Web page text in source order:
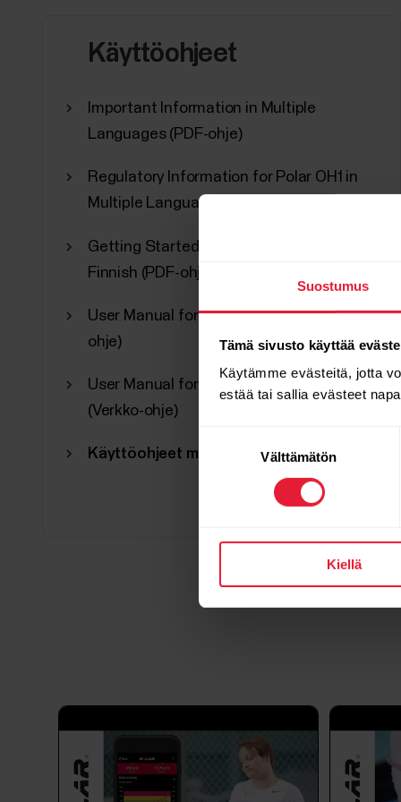
Suostumus
Tämä sivusto käyttää
Käytämme evästeitä, jotta
estää tai sallia evästeet
Välttämätön
Kiellä
Käyttöohjeet
Important Information in Multiple
Languages (PDF-ohje)
Regulatory Information for Polar OH1 in
Multiple Languages (PDF-ohje)
Getting Started Guide for Polar OH1 in
Finnish (PDF-ohje)
User Manual for Polar OH1 in Finnish (PDF-
ohje)
User Manual for Polar OH1 in Finnish
(Verkko-ohje)
Käyttöohjeet muilla kielillä